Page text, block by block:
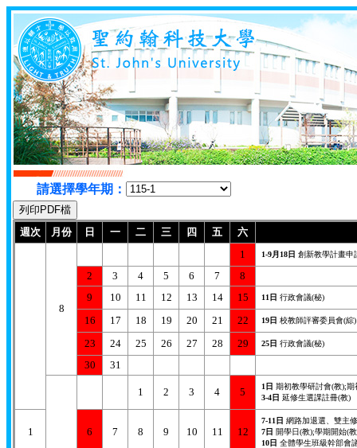
請選擇學年期：
週次 月份 日 一 二 三 四 五 六
8
1 1-9月18日 創新教學計畫申
2 3 4 5 6 7
8
9
10 11 12 13 14 15 11日 行政會議(秘)
16 17 18 19 20 21 22 19日 校教師評審委員會(綜)
23 24 25 26 27 28 29 25日 行政會議(秘)
30 31
1 2 3 4 5 1日 期初教學研討會(教);
3-4日 延修生選課註冊(教)
1 6 7 8 9 10 11 12
7-11日 網路加退選、雙主
7日 開學日(教);學期開始(
10日 全體學生班級幹部會